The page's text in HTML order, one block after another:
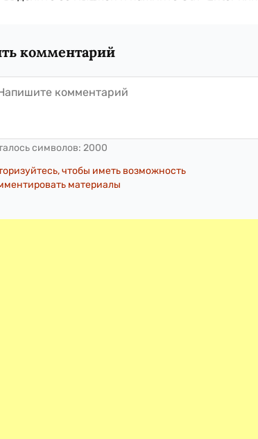
комментарий
символов: 2000
чтобы иметь возможность
материалы